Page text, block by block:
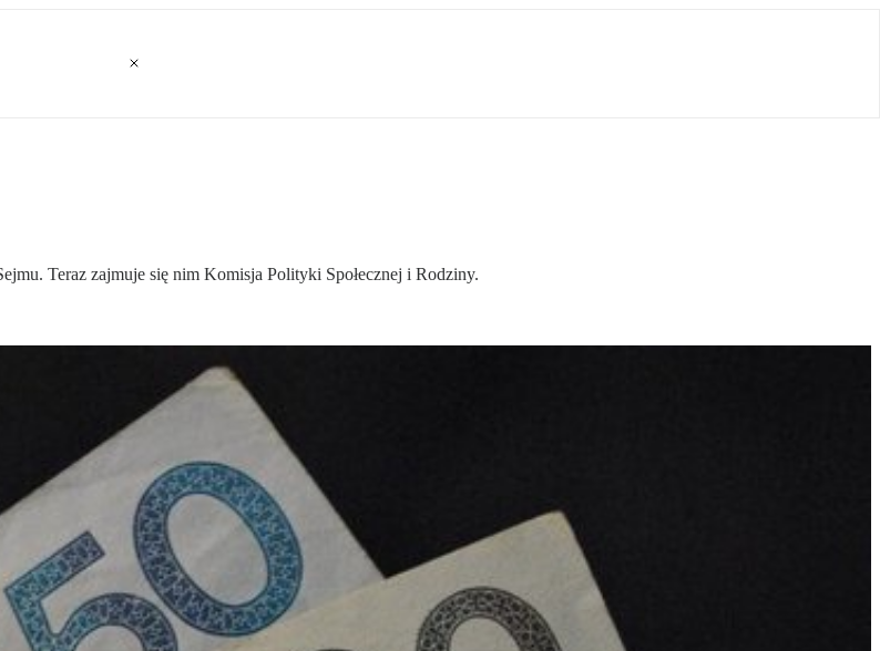
Teraz zajmuje się nim Komisja Polityki Społecznej i Rodziny.